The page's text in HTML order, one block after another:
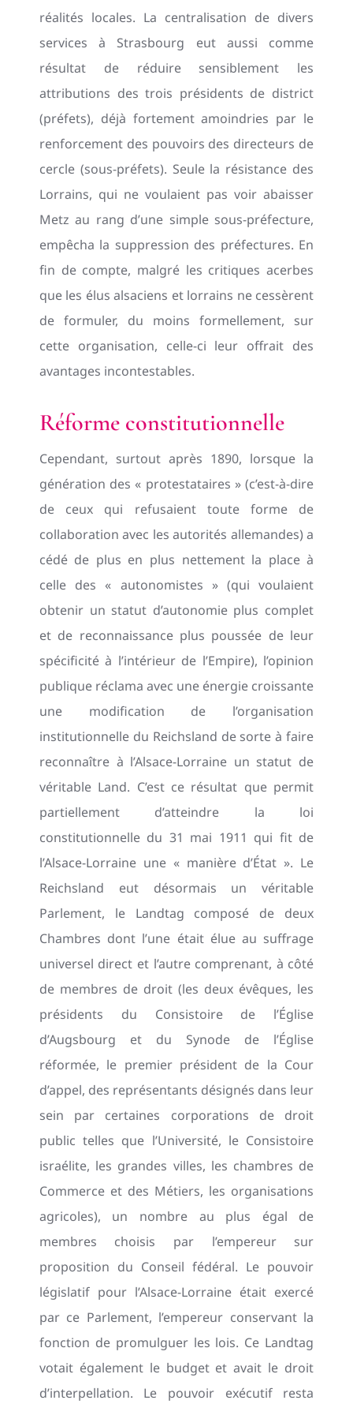
réalités locales. La centralisation de divers
services à Strasbourg eut aussi comme
résultat de réduire sensiblement les
attributions des trois présidents de district
(préfets), déjà fortement amoindries par le
renforcement des pouvoirs des directeurs de
cercle (sous-préfets). Seule la résistance des
Lorrains, qui ne voulaient pas voir abaisser
Metz au rang d’une simple sous-préfecture,
empêcha la suppression des préfectures. En
fin de compte, malgré les critiques acerbes
que les élus alsaciens et lorrains ne cessèrent
de formuler, du moins formellement, sur
cette organisation, celle-ci leur offrait des
avantages incontestables.
Réforme constitutionnelle
Cependant, surtout après 1890, lorsque la
génération des « protestataires » (c’est-à-dire
de ceux qui refusaient toute forme de
collaboration avec les autorités allemandes) a
cédé de plus en plus nettement la place à
celle des « autonomistes » (qui voulaient
obtenir un statut d’autonomie plus complet
et de reconnaissance plus poussée de leur
spécificité à l’intérieur de l’Empire), l’opinion
publique réclama avec une énergie croissante
une modification de l’organisation
institutionnelle du Reichsland de sorte à faire
reconnaître à l’Alsace-Lorraine un statut de
véritable Land. C’est ce résultat que permit
partiellement d’atteindre la loi
constitutionnelle du 31 mai 1911 qui fit de
l’Alsace-Lorraine une « manière d’État ». Le
Reichsland eut désormais un véritable
Parlement, le Landtag composé de deux
Chambres dont l’une était élue au suffrage
universel direct et l’autre comprenant, à côté
de membres de droit (les deux évêques, les
présidents du Consistoire de l’Église
d’Augsbourg et du Synode de l’Église
réformée, le premier président de la Cour
d’appel, des représentants désignés dans leur
sein par certaines corporations de droit
public telles que l’Université, le Consistoire
israélite, les grandes villes, les chambres de
Commerce et des Métiers, les organisations
agricoles), un nombre au plus égal de
membres choisis par l’empereur sur
proposition du Conseil fédéral. Le pouvoir
législatif pour l’Alsace-Lorraine était exercé
par ce Parlement, l’empereur conservant la
fonction de promulguer les lois. Ce Landtag
votait également le budget et avait le droit
d’interpellation. Le pouvoir exécutif resta